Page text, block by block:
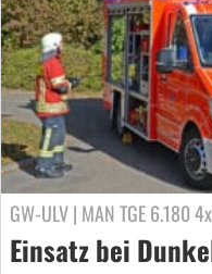
GW-ULV | MAN TGE 6.180
Einsatz bei